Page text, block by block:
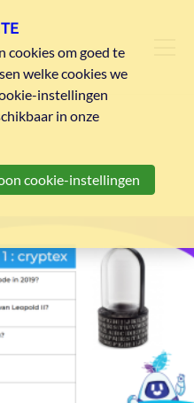
cookies om goed te
welke cookies we
instellingen
in onze
cookie-instellingen